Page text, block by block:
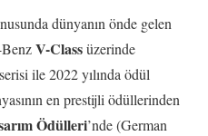
dünyanın önde gelen
V-Classüzerinde
ile 2022 yılında ödül
en prestijli ödüllerinden
Ödülleri’nde (German